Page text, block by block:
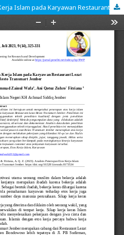
Analisis Penerapan Etos Kerja Islam pada Karyawan Restaurant Lezat Resto Transmart Jember